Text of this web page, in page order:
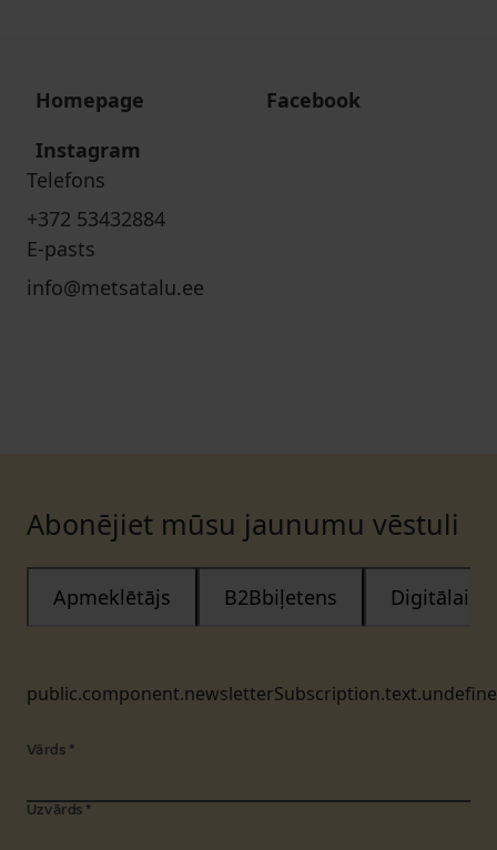
Homepage
Facebook
Instagram
Telefons
+372 53432884
E-pasts
info@metsatalu.ee
Abonējiet mūsu jaunumu vēstuli
Apmeklētājs B2Bbiļetens Digitālais
Vārds *
Uzvārds *